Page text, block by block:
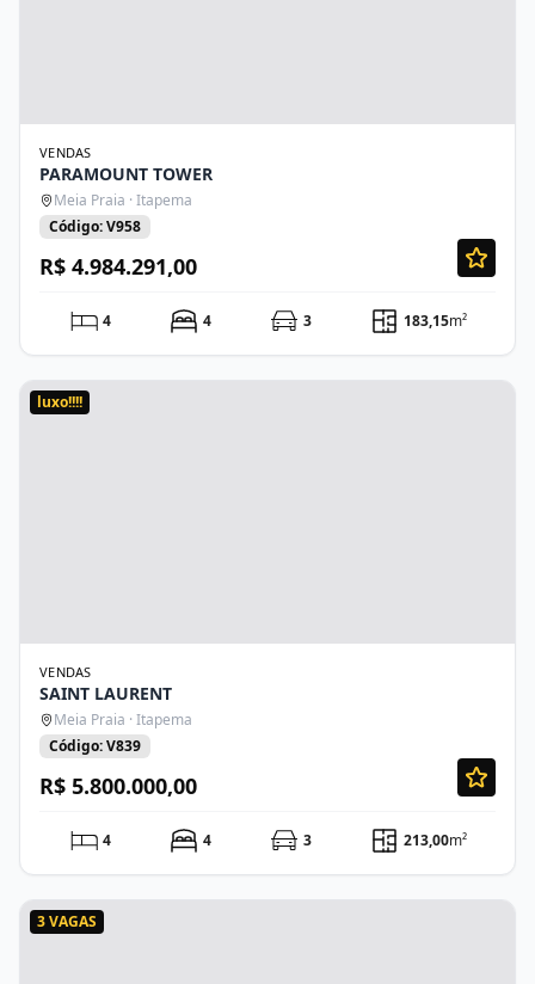
VENDAS
PARAMOUNT TOWER
Meia Praia · Itapema
Código: V958
R$ 4.984.291,00
4 4 3 183,15m²
luxo!!!!
VENDAS
SAINT LAURENT
Meia Praia · Itapema
Código: V839
R$ 5.800.000,00
4 4 3 213,00m²
3 VAGAS